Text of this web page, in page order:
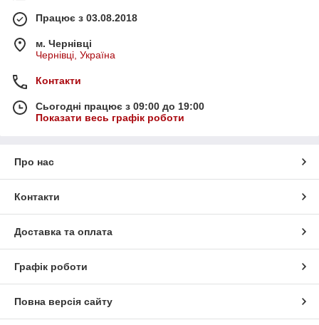
Працює з 03.08.2018
м. Чернівці
Чернівці, Україна
Контакти
Сьогодні працює з 09:00 до 19:00
Показати весь графік роботи
Про нас
Контакти
Доставка та оплата
Графік роботи
Повна версія сайту